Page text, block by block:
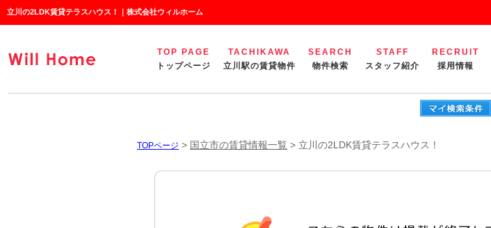
立川の2LDK賃貸テラスハウス！｜株式会社ウィルホーム
TOP PAGE
トップページ
TACHIKAWA
立川駅の賃貸物件
SEARCH
物件検索
STAFF
スタッフ紹介
RECRUIT
採用情報
TOPページ > 国立市の賃貸情報一覧 > 立川の2LDK賃貸テラスハウス！